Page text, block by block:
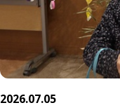
2026.07.05